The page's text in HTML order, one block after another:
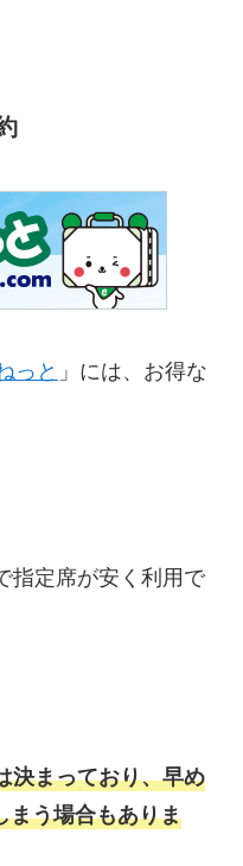
っと 」には、お得な
指定席が安く利用で
決まっており、早め
まう場合もありま